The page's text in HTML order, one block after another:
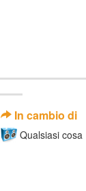
In cambio di
Qualsiasi cosa